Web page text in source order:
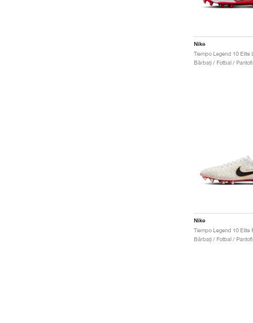
Nike
Bărbați / Fotbal / Pantofi
Nike
Bărbați / Fotbal / Pantofi